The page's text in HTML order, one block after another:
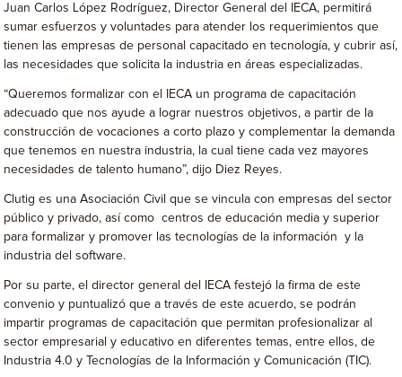
Juan Carlos López Rodríguez, Director General del IECA, permitirá
sumar esfuerzos y voluntades para atender los requerimientos que
tienen las empresas de personal capacitado en tecnología, y cubrir así,
las necesidades que solicita la industria en áreas especializadas.
“Queremos formalizar con el IECA un programa de capacitación
adecuado que nos ayude a lograr nuestros objetivos, a partir de la
construcción de vocaciones a corto plazo y complementar la demanda
que tenemos en nuestra industria, la cual tiene cada vez mayores
necesidades de talento humano”, dijo Diez Reyes.
Clutig es una Asociación Civil que se vincula con empresas del sector
público y privado, así como centros de educación media y superior
para formalizar y promover las tecnologías de la información y la
industria del software.
Por su parte, el director general del IECA festejó la firma de este
convenio y puntualizó que a través de este acuerdo, se podrán
impartir programas de capacitación que permitan profesionalizar al
sector empresarial y educativo en diferentes temas, entre ellos, de
Industria 4.0 y Tecnologías de la Información y Comunicación (TIC).